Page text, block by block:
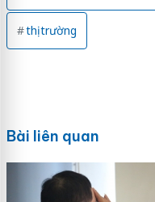
thị trường
Bài liên quan